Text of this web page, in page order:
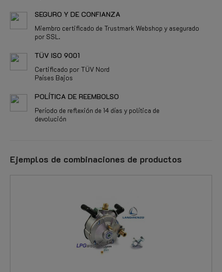
SEGURO Y DE CONFIANZA
Miembro certificado de Trustmark Webshop y asegurado
por SSL.
TÜV ISO 9001
Certificado por TÜV Nord
Países Bajos
POLÍTICA DE REEMBOLSO
Período de reflexión de 14 días y política de
devolución
Ejemplos de combinaciones de productos